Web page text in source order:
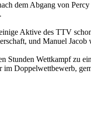
dem Abgang von
Aktive des TTV
und Manuel
Stunden Wettkampf zu
Doppelwettbewerb,